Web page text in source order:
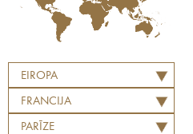
EIROPA
FRANCIJA
PARĪZE